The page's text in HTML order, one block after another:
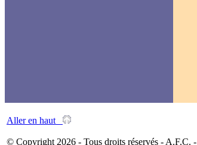
Aller en haut
© Copyright 2026 - Tous droits réservés - A.F.C. -